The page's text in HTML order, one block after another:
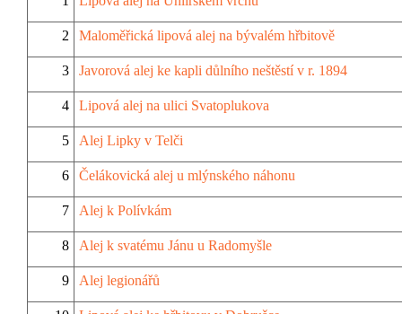
2 Maloměřická lipová alej na bývalém hřbitově
3 Javorová alej ke kapli důlního neštěstí v r. 1894
4 Lipová alej na ulici Svatoplukova
5 Alej Lipky v Telči
6 Čelákovická alej u mlýnského náhonu
7 Alej k Polívkám
8 Alej k svatému Jánu u Radomyšle
9 Alej legionářů